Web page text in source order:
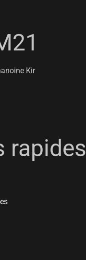
Kir
rapides